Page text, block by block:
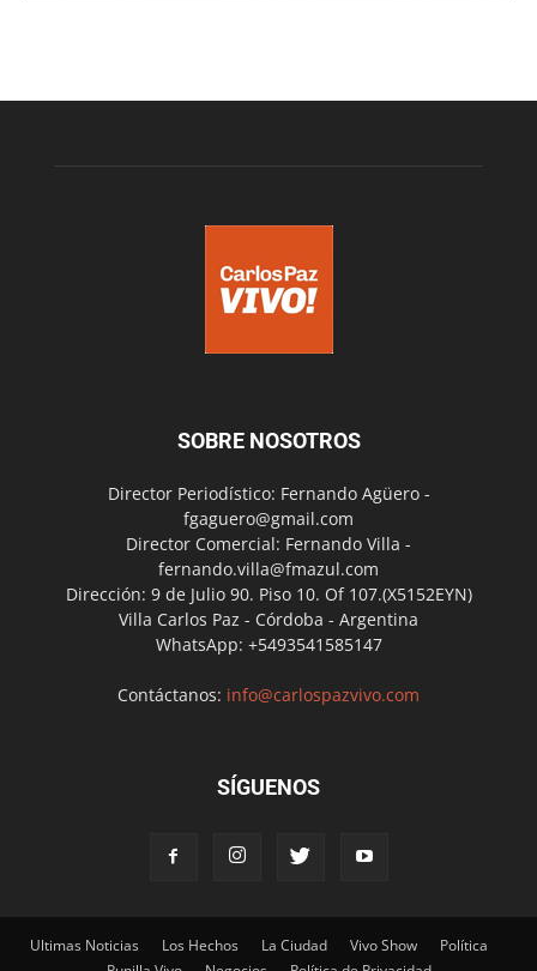
SOBRE NOSOTROS
Director Periodístico: Fernando Agüero -
fgaguero@gmail.com
Director Comercial: Fernando Villa -
fernando.villa@fmazul.com
Dirección: 9 de Julio 90. Piso 10. Of 107.(X5152EYN)
Villa Carlos Paz - Córdoba - Argentina
WhatsApp: +5493541585147
Contáctanos: info@carlospazvivo.com
SÍGUENOS
Ultimas Noticias Los Hechos La Ciudad Vivo Show
Política